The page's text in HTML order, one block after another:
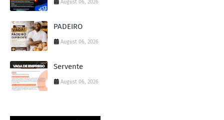
August 06, 2026
PADEIRO
August 06, 2026
Servente
August 06, 2026